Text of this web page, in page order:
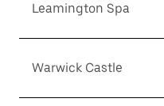
Leamington Spa
Warwick Castle